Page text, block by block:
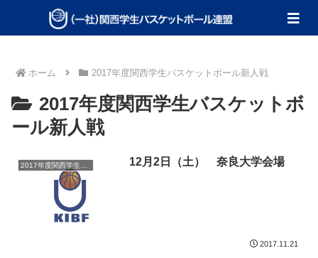
ホーム 2017年度関西学生バスケットボール新人戦
2017年度関西学生バスケットボ
ール新人戦
12月2日（土） 奈良大学会場
2017.11.21